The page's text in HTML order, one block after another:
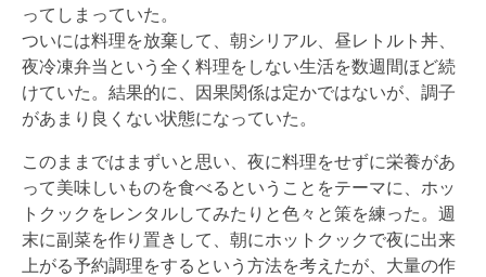
ってしまっていた。
ついには料理を放棄して、朝シリアル、昼レトルト丼、
夜冷凍弁当という全く料理をしない生活を数週間ほど続
けていた。結果的に、因果関係は定かではないが、調子
があまり良くない状態になっていた。
このままではまずいと思い、夜に料理をせずに栄養があ
って美味しいものを食べるということをテーマに、ホッ
トクックをレンタルしてみたりと色々と策を練った。週
末に副菜を作り置きして、朝にホットクックで夜に出来
上がる予約調理をするという方法を考えたが、大量の作